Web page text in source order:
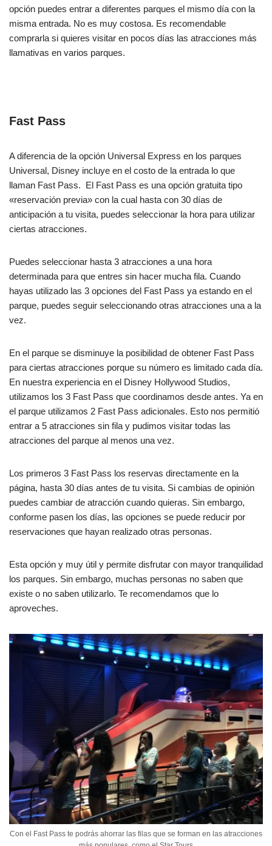
opción puedes entrar a diferentes parques el mismo día con la
misma entrada. No es muy costosa. Es recomendable
comprarla si quieres visitar en pocos días las atracciones más
llamativas en varios parques.
Fast Pass
A diferencia de la opción Universal Express en los parques
Universal, Disney incluye en el costo de la entrada lo que
llaman Fast Pass. El Fast Pass es una opción gratuita tipo
«reservación previa» con la cual hasta con 30 días de
anticipación a tu visita, puedes seleccionar la hora para utilizar
ciertas atracciones.
Puedes seleccionar hasta 3 atracciones a una hora
determinada para que entres sin hacer mucha fila. Cuando
hayas utilizado las 3 opciones del Fast Pass ya estando en el
parque, puedes seguir seleccionando otras atracciones una a la
vez.
En el parque se disminuye la posibilidad de obtener Fast Pass
para ciertas atracciones porque su número es limitado cada día.
En nuestra experiencia en el Disney Hollywood Studios,
utilizamos los 3 Fast Pass que coordinamos desde antes. Ya en
el parque utilizamos 2 Fast Pass adicionales. Esto nos permitió
entrar a 5 atracciones sin fila y pudimos visitar todas las
atracciones del parque al menos una vez.
Los primeros 3 Fast Pass los reservas directamente en la
página, hasta 30 días antes de tu visita. Si cambias de opinión
puedes cambiar de atracción cuando quieras. Sin embargo,
conforme pasen los días, las opciones se puede reducir por
reservaciones que hayan realizado otras personas.
Esta opción y muy útil y permite disfrutar con mayor tranquilidad
los parques. Sin embargo, muchas personas no saben que
existe o no saben utilizarlo. Te recomendamos que lo
aproveches.
Con el Fast Pass te podrás ahorrar las filas que se forman en las atracciones